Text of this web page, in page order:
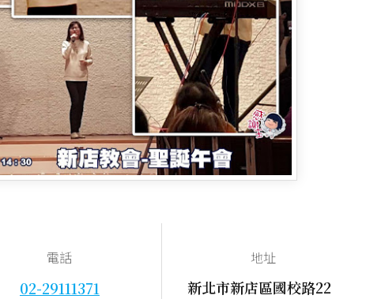
電話
02-29111371
地址
新北市新店區國校路22